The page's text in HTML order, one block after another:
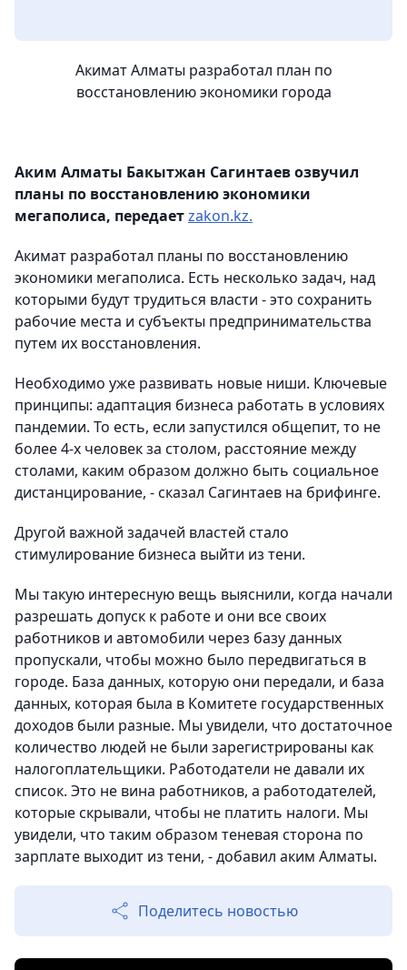
Акимат Алматы разработал план по
восстановлению экономики города
Аким Алматы Бакытжан Сагинтаев озвучил
планы по восстановлению экономики
мегаполиса, передаетzakon.kz.
Акимат разработал планы по восстановлению
экономики мегаполиса. Есть несколько задач, над
которыми будут трудиться власти - это сохранить
рабочие места и субъекты предпринимательства
путем их восстановления.
Необходимо уже развивать новые ниши. Ключевые
принципы: адаптация бизнеса работать в условиях
пандемии. То есть, если запустился общепит, то не
более 4-х человек за столом, расстояние между
столами, каким образом должно быть социальное
дистанцирование, - сказал Сагинтаев на брифинге.
Другой важной задачей властей стало
стимулирование бизнеса выйти из тени.
Мы такую интересную вещь выяснили, когда начали
разрешать допуск к работе и они все своих
работников и автомобили через базу данных
пропускали, чтобы можно было передвигаться в
городе. База данных, которую они передали, и база
данных, которая была в Комитете государственных
доходов были разные. Мы увидели, что достаточное
количество людей не были зарегистрированы как
налогоплательщики. Работодатели не давали их
список. Это не вина работников, а работодателей,
которые скрывали, чтобы не платить налоги. Мы
увидели, что таким образом теневая сторона по
зарплате выходит из тени, - добавил аким Алматы.
Поделитесь новостью